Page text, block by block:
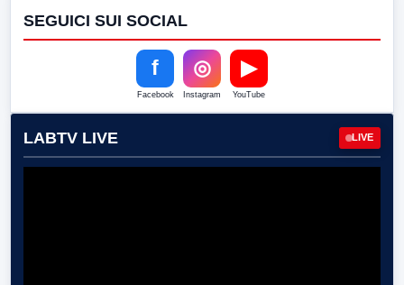
SEGUICI SUI SOCIAL
f
Facebook
◎
Instagram
▶
YouTube
LABTV LIVE LIVE